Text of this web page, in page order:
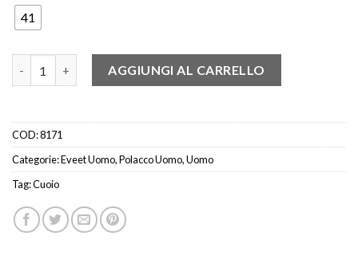
41
Eveet 20712 Polacco fibbia camoscio cuoio quantità
AGGIUNGI AL CARRELLO
COD:8171
Categorie:Eveet Uomo,Polacco Uomo,Uomo
Tag:Cuoio